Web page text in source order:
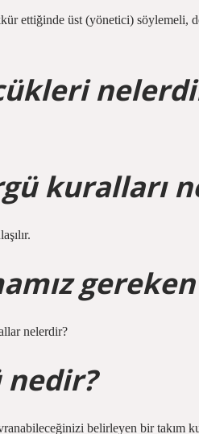
ettiğinde üst (yönetici)
kuralları
nelerdir?
nedir?
belirleyen bir takım